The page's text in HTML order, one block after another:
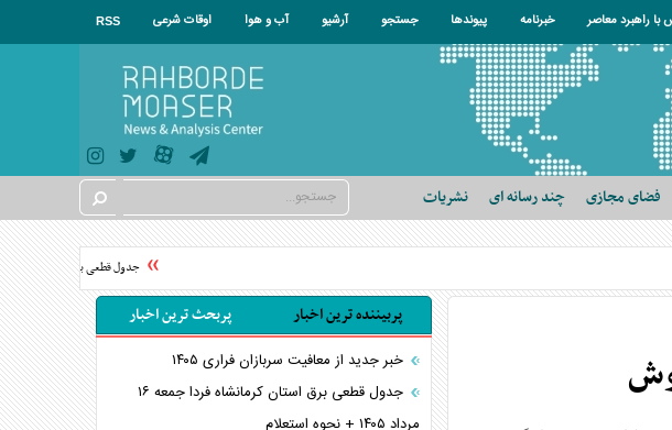
با راهبرد معاصر خبرنامه پیوندها جستجو آرشیو آب و هوا اوقات شرعی RSS
فضای مجازی چند رسانه ای نشریات
جدول قطعی برق استان تهران فردا جمعه ۱۶ مرداد ۱۴۰۵ +
پربیننده ترین اخبار پربحث ترین اخبار
خبر جدید از معافیت سربازان فراری ۱۴۰۵
جدول قطعی برق استان کرمانشاه فردا جمعه ۱۶
مرداد ۱۴۰۵ + نحوه استعلام